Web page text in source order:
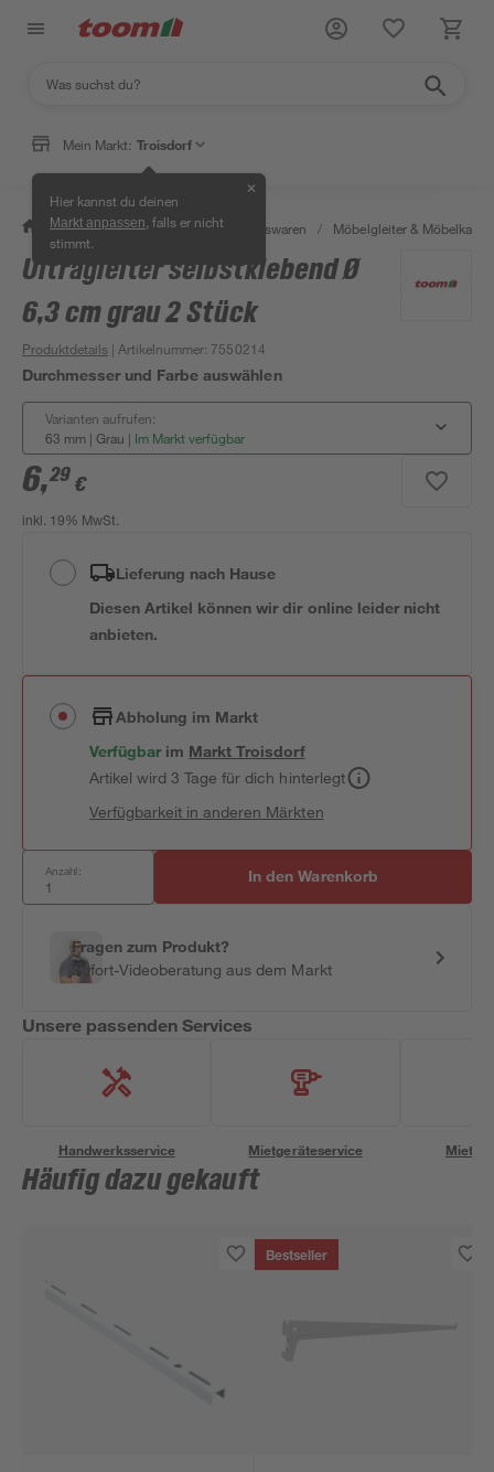
Mein Markt: Troisdorf
Hier kannst du deinen
Markt anpassen , falls er nicht
stimmt.
✕
/ Wohnen & Haushalt / Haushaltswaren / Möbelgleiter &
Ultragleiter selbstklebend Ø
6,3 cm grau 2 Stück
Produktdetails | Artikelnummer: 7550214
Durchmesser und Farbe auswählen
Varianten aufrufen:
63 mm | Grau | Im Markt verfügbar
6,29 €
inkl. 19% MwSt.
Lieferung nach Hause
Diesen Artikel können wir dir online leider nicht
anbieten.
Abholung im Markt
Verfügbar im MarktTroisdorf
Artikel wird 3 Tage für dich hinterlegt
Verfügbarkeit in anderen Märkten
Anzahl: In den Warenkorb
Fragen zum Produkt?
Sofort-Videoberatung aus dem Markt
Unsere passenden Services
Handwerksservice Mietgeräteservice
Häufig dazu gekauft
Bestseller